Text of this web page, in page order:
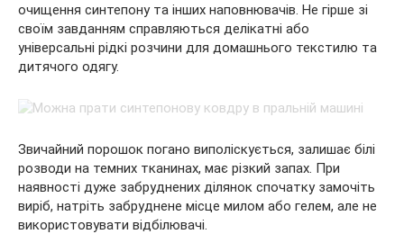
очищення синтепону та інших наповнювачів. Не гірше зі
своїм завданням справляються делікатні або
універсальні рідкі розчини для домашнього текстилю та
дитячого одягу.
Звичайний порошок погано виполіскується, залишає білі
розводи на темних тканинах, має різкий запах. При
наявності дуже забруднених ділянок спочатку замочіть
виріб, натріть забруднене місце милом або гелем, але не
використовувати відбілювачі.